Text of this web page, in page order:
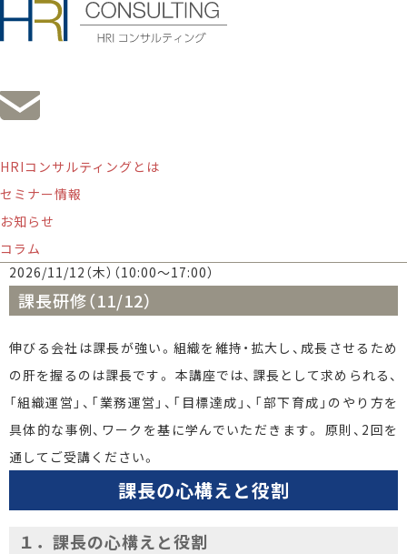
HRIコンサルティングとは
セミナー情報
お知らせ
コラム
課長研修（11/12）
オンライン研修
2026/11/12（木）（10:00〜17:00）
課長研修（11/12）
伸びる会社は課長が強い。組織を維持・拡大し、成長させるため
の肝を握るのは課長です。 本講座では、課長として求められる、
「組織運営」、「業務運営」、「目標達成」、「部下育成」のやり方を
具体的な事例、ワークを基に学んでいただきます。 原則、2回を
通してご受講ください。
課長の心構えと役割
１．課長の心構えと役割